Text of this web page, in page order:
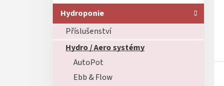
Hydroponie
Příslušenství
Hydro / Aero systémy
AutoPot
Ebb & Flow